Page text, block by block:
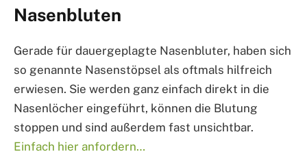
Nasenbluten
Gerade für dauergeplagte Nasenbluter, haben sich
so genannte Nasenstöpsel als oftmals hilfreich
erwiesen. Sie werden ganz einfach direkt in die
Nasenlöcher eingeführt, können die Blutung
stoppen und sind außerdem fast unsichtbar.
Einfach hier anfordern…